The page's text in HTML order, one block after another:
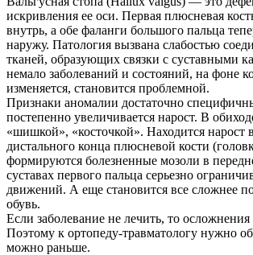
искривления ее оси. Первая плюсневая
внутрь, а обе фаланги большого пальца
наружу. Патология вызвана слабостью
тканей, образующих связки с суставными
немало заболеваний и состояний, на фоне
изменяется, становится проблемной.
Признаки аномалии достаточно
постепенно увеличивается нарост. В
«шишкой», «косточкой». Находится нарост
дистального конца плюсневой кости
формируются болезненные мозоли в
суставах первого пальца серьезно
движений. А еще становится все сложнее
обувь.
Если заболевание не лечить, то
Поэтому к ортопеду-травматологу нужно
можно раньше.